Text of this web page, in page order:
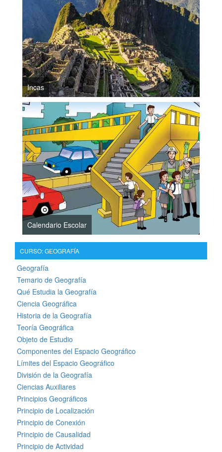
Incas
Calendario Escolar
CURSO: GEOGRAFÍA
Geografía
Temario de Geografía
Qué Estudia la Geografía
Ciencia Geográfica
Historia de la Geografía
Teoría Geográfica
Objeto de Estudio
Componentes del Espacio Geográfico
Límites del Espacio Geográfico
División de la Geografía
Ciencias Auxiliares
Principios Geográficos
Principio de Localización
Principio de Conexión
Principio de Causalidad
Principio de Actividad